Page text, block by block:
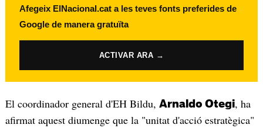
Afegeix ElNacional.cat a les teves fonts preferides de
Google de manera gratuïta
ACTIVAR ARA →
El coordinador general d'EH Bildu, Arnaldo Otegi, ha
afirmat aquest diumenge que la "unitat d'acció estratègica"